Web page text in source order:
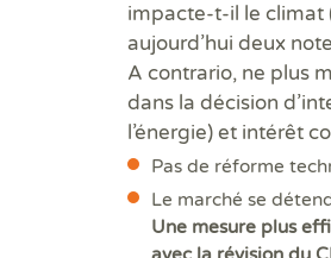
impacte-t-il le climat
aujourd’hui deux
A contrario, ne plus
dans la décision
l’énergie) et intérêt
Pas de réforme
Le marché se
Une mesure plus